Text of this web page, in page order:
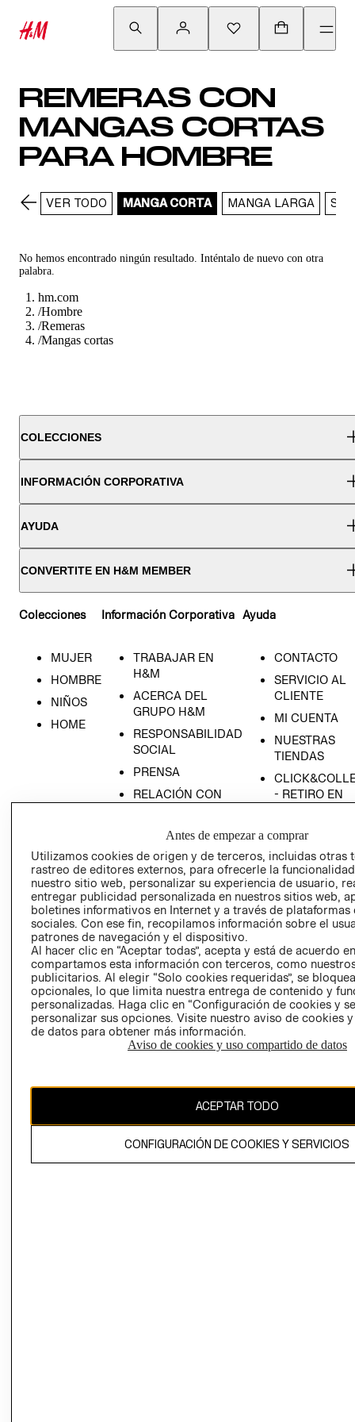
REMERAS CON
MANGAS CORTAS
PARA HOMBRE
VER TODO MANGA CORTA MANGA LARGA SIN
No hemos encontrado ningún resultado. Inténtalo de nuevo con otra
palabra.
hm.com
/Hombre
/Remeras
/Mangas cortas
COLECCIONES
INFORMACIÓN CORPORATIVA
AYUDA
CONVERTITE EN H&M MEMBER
Colecciones
MUJER
HOMBRE
NIÑOS
HOME
Información Corporativa
TRABAJAR EN
H&M
ACERCA DEL
GRUPO H&M
RESPONSABILIDAD
SOCIAL
PRENSA
RELACIÓN CON
POLÍTICA
Ayuda
CONTACTO
SERVICIO AL
CLIENTE
MI CUENTA
NUESTRAS
TIENDAS
- RETIRO EN
TÉRMINOS Y
AVISO DE
PRIVACIDAD
GIFT CARD
AVISO DE
COOKIES
CAMBIAR REGIÓN
Antes de empezar a comprar
Utilizamos cookies de origen y de terceros, incluidas otras
rastreo de editores externos, para ofrecerle la
nuestro sitio web, personalizar su experiencia de usuario,
entregar publicidad personalizada en nuestros sitios web,
boletines informativos en Internet y a través de plataformas
sociales. Con ese fin, recopilamos información sobre el
patrones de navegación y el dispositivo.
Al hacer clic en “Aceptar todas”, acepta y está de acuerdo
compartamos esta información con terceros, como
publicitarios. Al elegir “Solo cookies requeridas”, se
opcionales, lo que limita nuestra entrega de contenido y
personalizadas. Haga clic en “Configuración de cookies y
personalizar sus opciones. Visite nuestro aviso de cookies
de datos para obtener más información.
Aviso de cookies y uso compartido de datos
ACEPTAR TODO
CONFIGURACIÓN DE COOKIES Y SERVICIOS